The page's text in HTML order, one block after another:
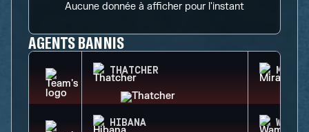
Aucune donnée à afficher pour l'instant
AGENTS BANNIS
THATCHER MIRA
HIBANA WAMAI